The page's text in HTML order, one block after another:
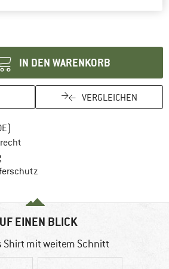
Link öffnet sich in einer Infobox und
IN DEN WARENKORB
VERGLEICHEN
Finde die Zahlungs-Infos hier! Öffnet
EINEN BLICK
Shirt mit weitem Schnitt